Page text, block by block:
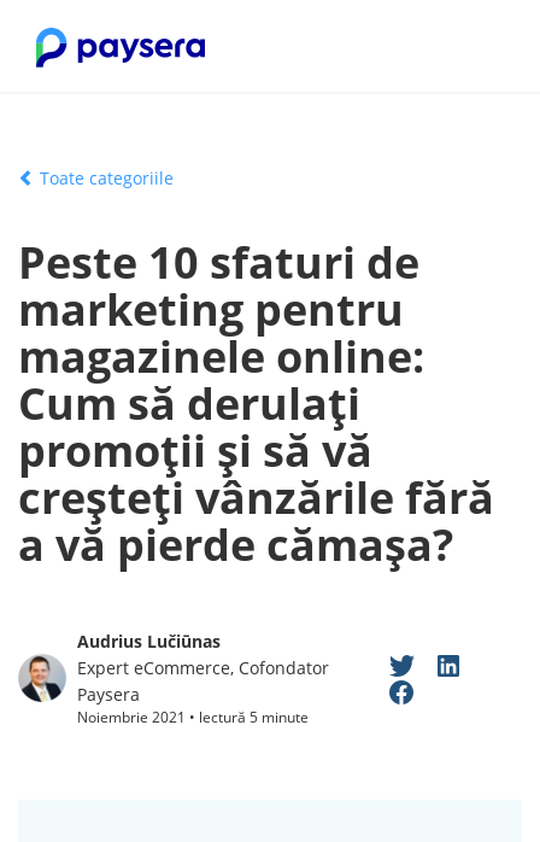
Toate categoriile
Peste 10 sfaturi de
marketing pentru
magazinele online:
Cum să derulați
promoții și să vă
creșteți vânzările fără
a vă pierde cămașa?
Audrius Lučiūnas
Expert eCommerce, Cofondator
Paysera
Noiembrie 2021 • lectură 5 minute